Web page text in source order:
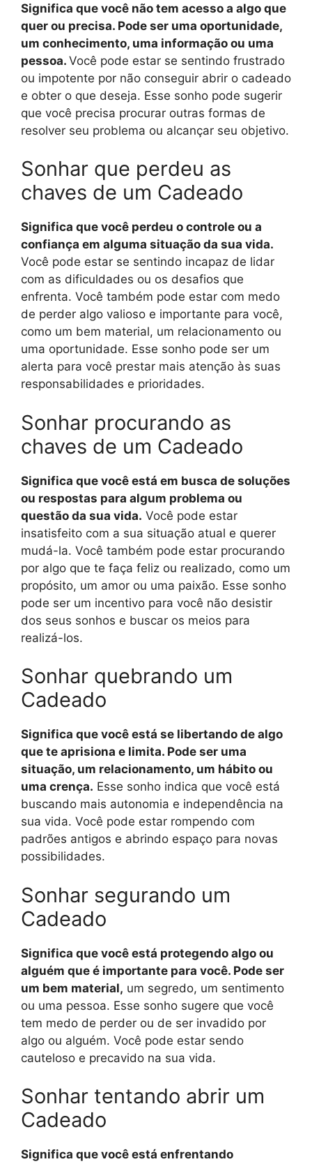
Significa que você não tem acesso a algo que
quer ou precisa. Pode ser uma oportunidade,
um conhecimento, uma informação ou uma
pessoa. Você pode estar se sentindo frustrado
ou impotente por não conseguir abrir o cadeado
e obter o que deseja. Esse sonho pode sugerir
que você precisa procurar outras formas de
resolver seu problema ou alcançar seu objetivo.
Sonhar que perdeu as
chaves de um Cadeado
Significa que você perdeu o controle ou a
confiança em alguma situação da sua vida.
Você pode estar se sentindo incapaz de lidar
com as dificuldades ou os desafios que
enfrenta. Você também pode estar com medo
de perder algo valioso e importante para você,
como um bem material, um relacionamento ou
uma oportunidade. Esse sonho pode ser um
alerta para você prestar mais atenção às suas
responsabilidades e prioridades.
Sonhar procurando as
chaves de um Cadeado
Significa que você está em busca de soluções
ou respostas para algum problema ou
questão da sua vida. Você pode estar
insatisfeito com a sua situação atual e querer
mudá-la. Você também pode estar procurando
por algo que te faça feliz ou realizado, como um
propósito, um amor ou uma paixão. Esse sonho
pode ser um incentivo para você não desistir
dos seus sonhos e buscar os meios para
realizá-los.
Sonhar quebrando um
Cadeado
Significa que você está se libertando de algo
que te aprisiona e limita. Pode ser uma
situação, um relacionamento, um hábito ou
uma crença. Esse sonho indica que você está
buscando mais autonomia e independência na
sua vida. Você pode estar rompendo com
padrões antigos e abrindo espaço para novas
possibilidades.
Sonhar segurando um
Cadeado
Significa que você está protegendo algo ou
alguém que é importante para você. Pode ser
um bem material, um segredo, um sentimento
ou uma pessoa. Esse sonho sugere que você
tem medo de perder ou de ser invadido por
algo ou alguém. Você pode estar sendo
cauteloso e precavido na sua vida.
Sonhar tentando abrir um
Cadeado
Significa que você está enfrentando